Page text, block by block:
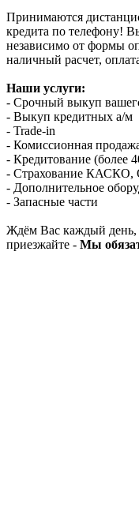
Принимаются
кредита по телефону!
независимо от формы
наличный расчет,
Наши услуги:
- Срочный выкуп
- Выкуп кредитных а/м
- Trade-in
- Комиссионная
- Кредитование (более
- Страхование
- Дополнительное
- Запасные части
Ждём Вас каждый день,
приезжайте - Мы